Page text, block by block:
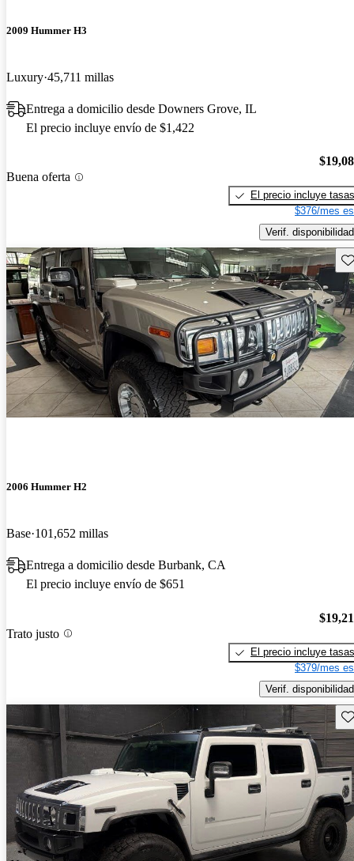
2009 Hummer H3
Luxury 45,711 millas
Entrega a domicilio desde Downers Grove, IL
El precio incluye envío de $1,422
Buena oferta
El precio incluye tasas
$376/mes
Verif. disponibilidad
2006 Hummer H2
Base 101,652 millas
Entrega a domicilio desde Burbank, CA
El precio incluye envío de $651
Trato justo
El precio incluye tasas
$379/mes
Verif. disponibilidad